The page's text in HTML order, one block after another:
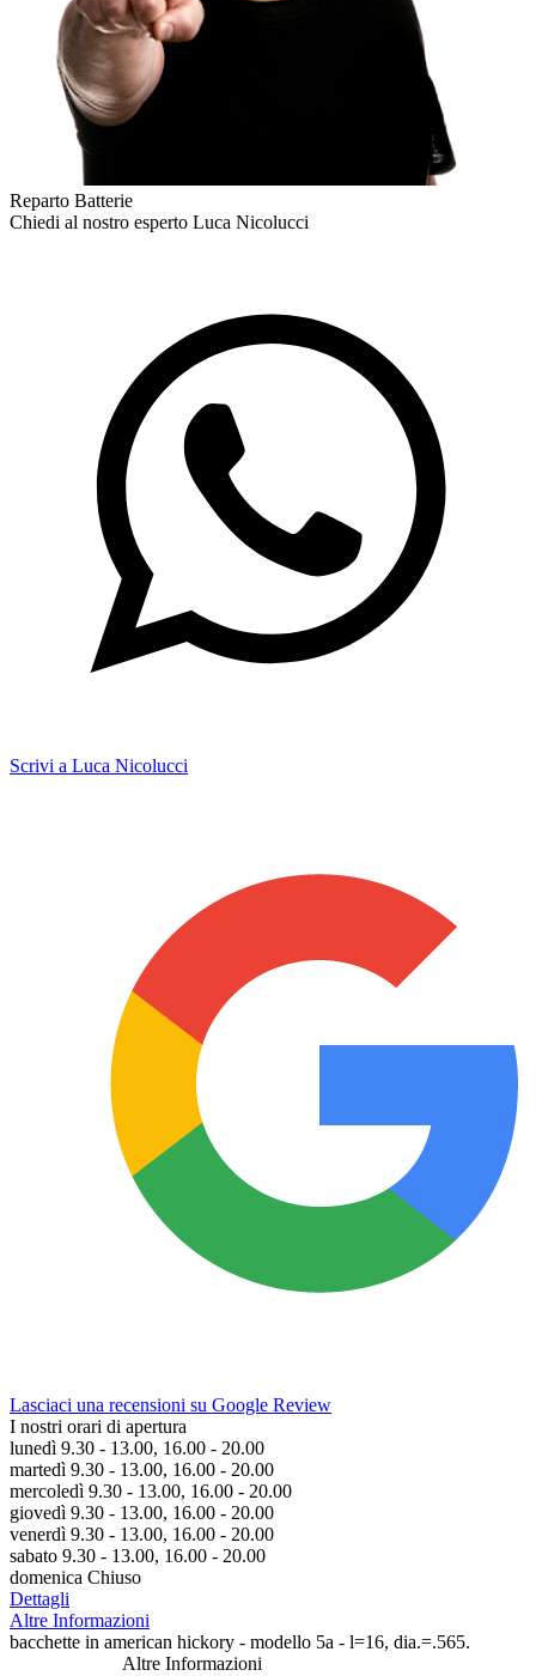
Reparto Batterie
Chiedi al nostro esperto Luca Nicolucci
Scrivi a Luca Nicolucci
Lasciaci una recensioni su Google Review
I nostri orari di apertura
lunedì 9.30 - 13.00, 16.00 - 20.00
martedì 9.30 - 13.00, 16.00 - 20.00
mercoledì 9.30 - 13.00, 16.00 - 20.00
giovedì 9.30 - 13.00, 16.00 - 20.00
venerdì 9.30 - 13.00, 16.00 - 20.00
sabato 9.30 - 13.00, 16.00 - 20.00
domenica Chiuso
Dettagli
Altre Informazioni
bacchette in american hickory - modello 5a - l=16, dia.=.565.
Altre Informazioni